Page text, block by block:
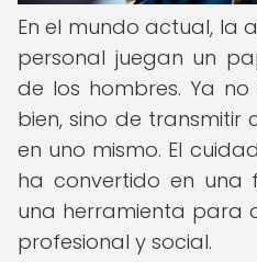
En el mundo actual, la
personal juegan un
de los hombres. Ya
bien, sino de transmitir
en uno mismo. El
ha convertido en una
una herramienta para
profesional y social.